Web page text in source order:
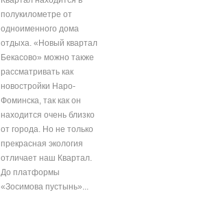
полукилометре от
одноименного дома
отдыха. «Новый квартал
Бекасово» можно также
рассматривать как
новостройки Наро-
Фоминска, так как он
находится очень близко
от города. Но не только
прекрасная экология
отличает наш Квартал.
До платформы
«Зосимова пустынь»...